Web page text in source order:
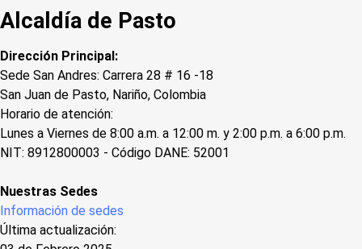
Alcaldía de Pasto
Dirección Principal:
Sede San Andres: Carrera 28 # 16 -18
San Juan de Pasto, Nariño, Colombia
Horario de atención:
Lunes a Viernes de 8:00 a.m. a 12:00 m. y 2:00 p.m. a 6:00 p.m.
NIT: 8912800003 - Código DANE: 52001
Nuestras Sedes
Información de sedes
Última actualización: